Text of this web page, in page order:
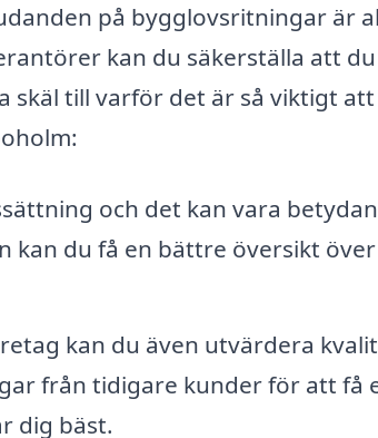
på bygglovsritningar är
kan du säkerställa att
skäl till varför det är så viktigt att
och det kan vara
kan du få en bättre översikt
kan du även utvärdera
från tidigare kunder för att få
dig bäst.